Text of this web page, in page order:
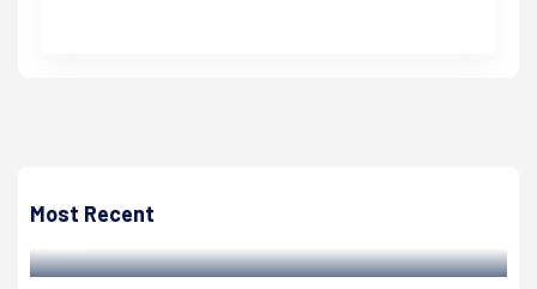
Most Recent
說明會